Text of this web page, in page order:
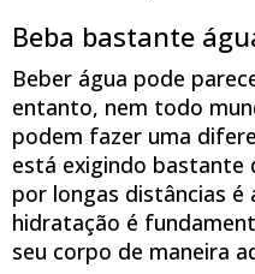
Beba bastante
Beber água pode
entanto, nem todo
podem fazer uma
está exigindo bastante
por longas distâncias é
hidratação é
seu corpo de maneira